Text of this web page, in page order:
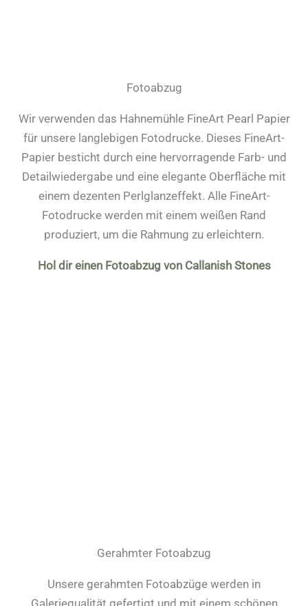
Fotoabzug
Wir verwenden das Hahnemühle FineArt Pearl Papier
für unsere langlebigen Fotodrucke. Dieses FineArt-
Papier besticht durch eine hervorragende Farb- und
Detailwiedergabe und eine elegante Oberfläche mit
einem dezenten Perlglanzeffekt. Alle FineArt-
Fotodrucke werden mit einem weißen Rand
produziert, um die Rahmung zu erleichtern.
Hol dir einen Fotoabzug von Callanish Stones
Gerahmter Fotoabzug
Unsere gerahmten Fotoabzüge werden in
Galeriequalität gefertigt und mit einem schönen